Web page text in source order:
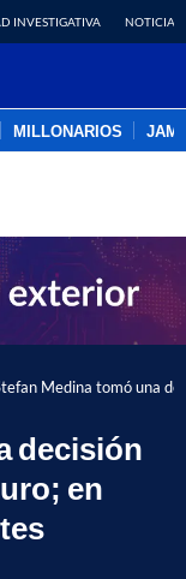
INVESTIGATIVA NOTICIAS
MILLONARIOS
Medina tomó una
decisión
en